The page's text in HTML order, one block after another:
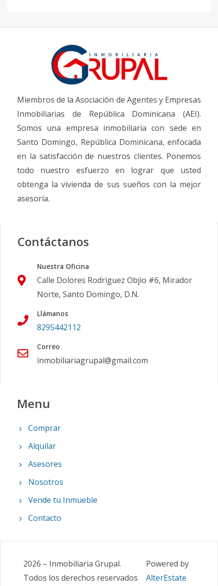
Miembros de la Asociación de Agentes y Empresas
Inmobiliarias de República Dominicana (AEI).
Somos una empresa inmobiliaria con sede en
Santo Domingo, República Dominicana, enfocada
en la satisfacción de nuestros clientes. Ponemos
todo nuestro esfuerzo en lograr que usted
obtenga la vivienda de sus sueños con la mejor
asesoría.
Contáctanos
Nuestra Oficina
Calle Dolores Rodriguez Objio #6, Mirador
Norte, Santo Domingo, D.N.
Llámanos
8295442112
Correo
inmobiliariagrupal@gmail.com
Menu
Comprar
Alquilar
Asesores
Nosotros
Vende tu Inmueble
Contacto
2026 – Inmobiliaria Grupal.
Todos los derechos reservados
Powered by
AlterEstate